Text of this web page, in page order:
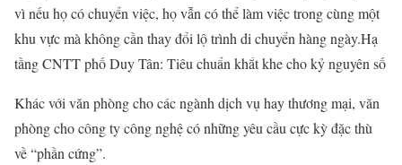
vì nếu họ có chuyển việc, họ vẫn có thể làm việc trong cùng một
khu vực mà không cần thay đổi lộ trình di chuyển hàng ngày.Hạ
tầng CNTT phố Duy Tân: Tiêu chuẩn khắt khe cho kỷ nguyên số
Khác với văn phòng cho các ngành dịch vụ hay thương mại, văn
phòng cho công ty công nghệ có những yêu cầu cực kỳ đặc thù
về “phần cứng”.